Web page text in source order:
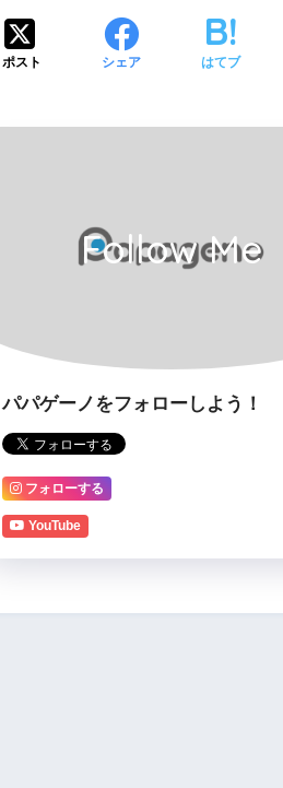
ポスト シェア はてブ
Follow Me
パパゲーノをフォローしよう！
フォローする
YouTube